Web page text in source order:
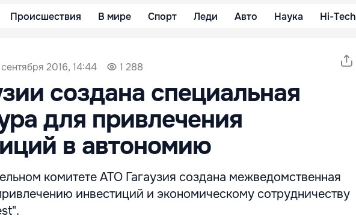
Происшествия В мире Спорт Леди Авто Наука Hi-Tech
2016, 14:44 1 288
создана специальная
для привлечения
в автономию
комитете АТО Гагаузия создана межведомственная
инвестиций и экономическому сотрудничеству